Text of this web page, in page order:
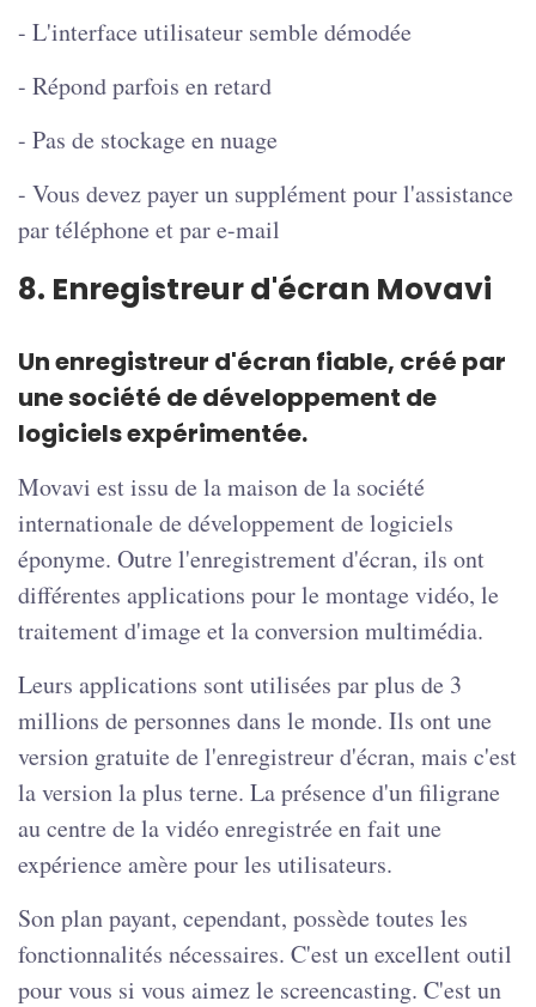
- L'interface utilisateur semble démodée
- Répond parfois en retard
- Pas de stockage en nuage
- Vous devez payer un supplément pour l'assistance
par téléphone et par e-mail
8. Enregistreur d'écran Movavi
Un enregistreur d'écran fiable, créé par
une société de développement de
logiciels expérimentée.
Movavi est issu de la maison de la société
internationale de développement de logiciels
éponyme. Outre l'enregistrement d'écran, ils ont
différentes applications pour le montage vidéo, le
traitement d'image et la conversion multimédia.
Leurs applications sont utilisées par plus de 3
millions de personnes dans le monde. Ils ont une
version gratuite de l'enregistreur d'écran, mais c'est
la version la plus terne. La présence d'un filigrane
au centre de la vidéo enregistrée en fait une
expérience amère pour les utilisateurs.
Son plan payant, cependant, possède toutes les
fonctionnalités nécessaires. C'est un excellent outil
pour vous si vous aimez le screencasting. C'est un